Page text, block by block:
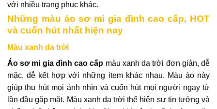
với nhiều trang phục khác.
Những màu áo sơ mi gia đình cao cấp, HOT
và cuốn hút nhất hiện nay
Màu xanh da trời
Áo sơ mi gia đình cao cấp màu xanh da trời đơn giản, dễ
mặc, dễ kết hợp với những item khác nhau. Màu áo này
giúp thu hút mọi ánh nhìn và cuốn hút mọi người ngay từ
lần đầu gặp mặt. Màu xanh da trời thể hiện sự tin tưởng và